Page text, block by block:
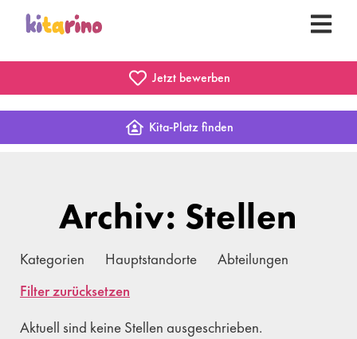
Jetzt bewerben
Kita-Platz finden
Archiv: Stellen
Kategorien Hauptstandorte
Abteilungen
Filter zurücksetzen
Aktuell sind keine Stellen ausgeschrieben.